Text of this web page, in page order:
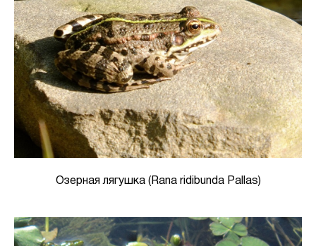
Озерная лягушка (Rana ridibunda Pallas)